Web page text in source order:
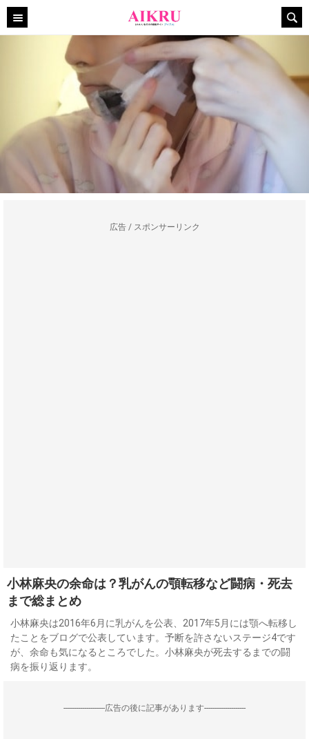
広告 / スポンサーリンク
小林麻央の余命は？乳がんの顎転移など闘病・死去
まで総まとめ
小林麻央は2016年6月に乳がんを公表、2017年5月には顎へ転移し
たことをブログで公表しています。予断を許さないステージ4です
が、余命も気になるところでした。小林麻央が死去するまでの闘
病を振り返ります。
--------------------広告の後に記事があります--------------------